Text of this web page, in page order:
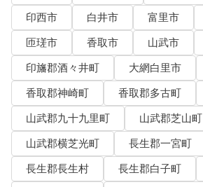
印西市
白井市 富里市
匝瑳市
香取市 山武市
印旛郡酒々井町
大網白里市
香取郡神崎町
香取郡多古町
山武郡九十九里町
山武郡芝山町
山武郡横芝光町
長生郡一宮町
長生郡長生村
長生郡白子町